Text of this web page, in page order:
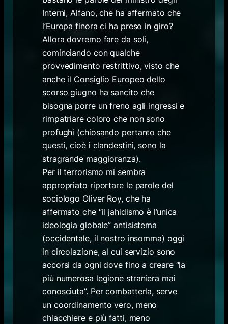
Interni, Alfano, che ha affermato che
l’Europa finora ci ha preso in giro?
Allora dovremo fare da soli,
cominciando con qualche
provvedimento restrittivo, visto che
anche il Consiglio Europeo dello
scorso giugno ha sancito che
bisogna porre un freno agli ingressi e
rimpatriare coloro che non sono
profughi (chiosando pertanto che
questi, cioè i clandestini, sono la
stragrande maggioranza).
Per il terrorismo mi sembra
appropriato riportare le parole del
sociologo Oliver Roy, che ha
affermato che “il jahidismo è l’unica
ideologia globale” antisistema
(occidentale, il nostro insomma) oggi
in circolazione, al cui servizio sono
accorsi da ogni dove fino a creare “la
più numerosa legione straniera mai
conosciuta”. Per combatterla, serve
un coordinamento vero, meno
chiacchiere e più fatti, meno